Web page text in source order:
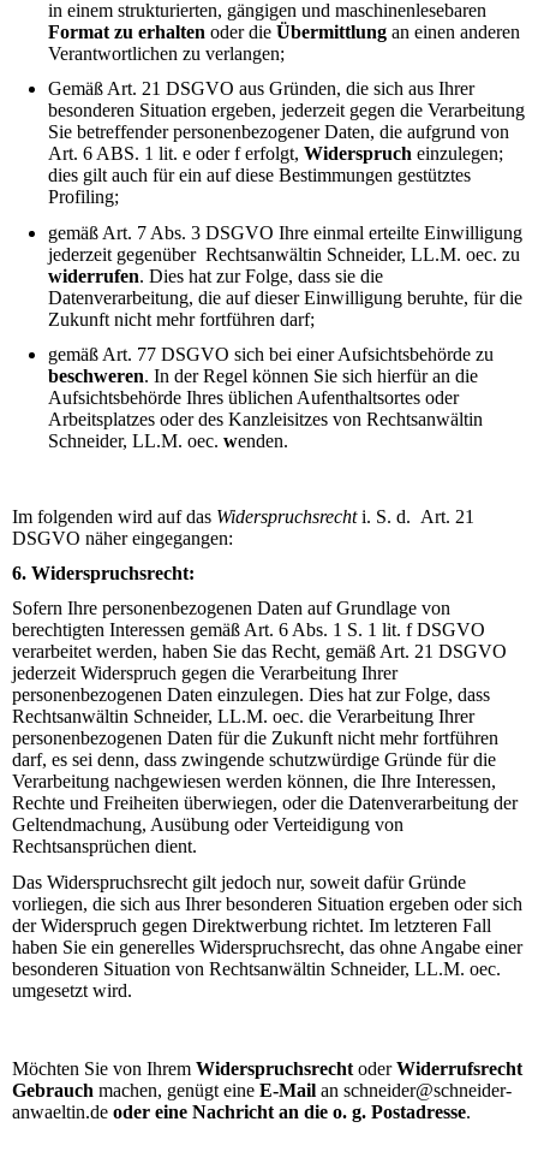
in einem strukturierten, gängigen und maschinenlesebaren
Format zu erhalten oder die Übermittlung an einen anderen
Verantwortlichen zu verlangen;
Gemäß Art. 21 DSGVO aus Gründen, die sich aus Ihrer
besonderen Situation ergeben, jederzeit gegen die Verarbeitung
Sie betreffender personenbezogener Daten, die aufgrund von
Art. 6 ABS. 1 lit. e oder f erfolgt, Widerspruch einzulegen;
dies gilt auch für ein auf diese Bestimmungen gestütztes
Profiling;
gemäß Art. 7 Abs. 3 DSGVO Ihre einmal erteilte Einwilligung
jederzeit gegenüber Rechtsanwältin Schneider, LL.M. oec. zu
widerrufen. Dies hat zur Folge, dass sie die
Datenverarbeitung, die auf dieser Einwilligung beruhte, für die
Zukunft nicht mehr fortführen darf;
gemäß Art. 77 DSGVO sich bei einer Aufsichtsbehörde zu
beschweren. In der Regel können Sie sich hierfür an die
Aufsichtsbehörde Ihres üblichen Aufenthaltsortes oder
Arbeitsplatzes oder des Kanzleisitzes von Rechtsanwältin
Schneider, LL.M. oec. wenden.
Im folgenden wird auf das Widerspruchsrechti. S. d. Art. 21
DSGVO näher eingegangen:
6. Widerspruchsrecht:
Sofern Ihre personenbezogenen Daten auf Grundlage von
berechtigten Interessen gemäß Art. 6 Abs. 1 S. 1 lit. f DSGVO
verarbeitet werden, haben Sie das Recht, gemäß Art. 21 DSGVO
jederzeit Widerspruch gegen die Verarbeitung Ihrer
personenbezogenen Daten einzulegen. Dies hat zur Folge, dass
Rechtsanwältin Schneider, LL.M. oec. die Verarbeitung Ihrer
personenbezogenen Daten für die Zukunft nicht mehr fortführen
darf, es sei denn, dass zwingende schutzwürdige Gründe für die
Verarbeitung nachgewiesen werden können, die Ihre Interessen,
Rechte und Freiheiten überwiegen, oder die Datenverarbeitung der
Geltendmachung, Ausübung oder Verteidigung von
Rechtsansprüchen dient.
Das Widerspruchsrecht gilt jedoch nur, soweit dafür Gründe
vorliegen, die sich aus Ihrer besonderen Situation ergeben oder sich
der Widerspruch gegen Direktwerbung richtet. Im letzteren Fall
haben Sie ein generelles Widerspruchsrecht, das ohne Angabe einer
besonderen Situation von Rechtsanwältin Schneider, LL.M. oec.
umgesetzt wird.
Möchten Sie von Ihrem Widerspruchsrecht oderWiderrufsrecht
Gebrauch machen, genügt eine E-Mail an schneider@schneider-
anwaeltin.de oder eine Nachricht an die o. g. Postadresse.